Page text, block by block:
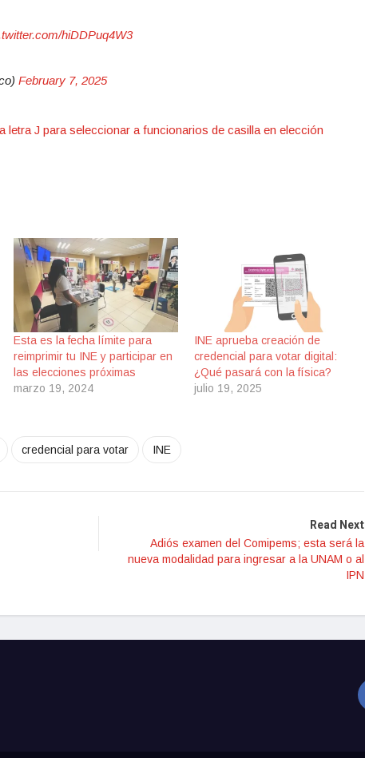
hiDDPuq4W3
February 7, 2025
letra J para seleccionar a funcionarios de casilla en elección
Esta es la fecha límite para
reimprimir tu INE y participar en
las elecciones próximas
marzo 19, 2024
INE aprueba creación de
credencial para votar digital:
¿Qué pasará con la física?
julio 19, 2025
credencial para votar INE
Read Next
Adiós examen del Comipems; esta será la
nueva modalidad para ingresar a la UNAM o al
IPN